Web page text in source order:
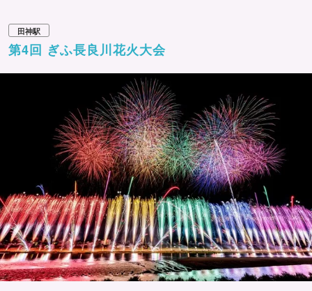
田神駅
第4回 ぎふ長良川花火大会